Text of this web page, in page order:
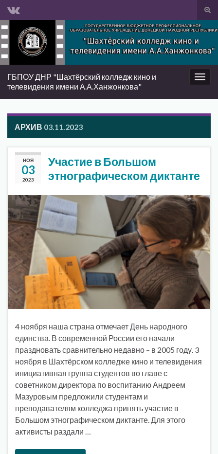
Вкл/
Search for:
Вкл/
ГБПОУ ДНР "Шахтёрский колледж кино и
телевидения имени А.А.Ханжонкова"
АРХИВ 03.11.2023
НОЯ
03
2023
Участие в Большом
этнографическом диктанте
4 ноября наша страна отмечает День народного
единства. В современной России его начали
праздновать сравнительно недавно – в 2005 году. 3
ноября в Шахтёрском колледже кино и телевидения
инициативная группа студентов во главе с
советником директора по воспитанию Андреем
Мазуровым предложили студентам и
преподавателям колледжа принять участие в
Большом этнографическом диктанте. Для этого
активисты раздали …